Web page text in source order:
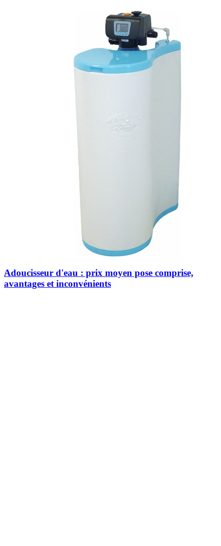
Adoucisseur d'eau : prix moyen pose comprise,
avantages et inconvénients